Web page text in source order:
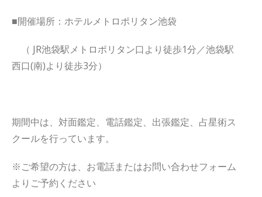
■開催場所：ホテルメトロポリタン池袋
（ JR池袋駅メトロポリタン口より徒歩1分／池袋駅
西口(南)より徒歩3分）
期間中は、対面鑑定、電話鑑定、出張鑑定、占星術ス
クールを行っています。
※ご希望の方は、お電話またはお問い合わせフォーム
よりご予約ください